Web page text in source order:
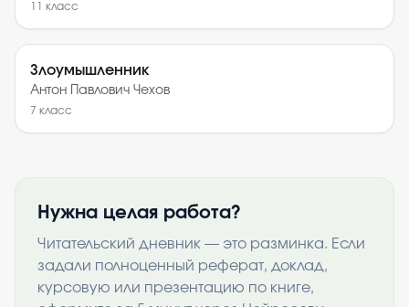
11 класс
Злоумышленник
Антон Павлович Чехов
7 класс
Нужна целая работа?
Читательский дневник — это разминка. Если
задали полноценный реферат, доклад,
курсовую или презентацию по книге,